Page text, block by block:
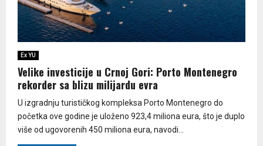
Ex YU
Velike investicije u Crnoj Gori: Porto Montenegro
rekorder sa blizu milijardu evra
U izgradnju turističkog kompleksa Porto Montenegro do
početka ove godine je uloženo 923,4 miliona eura, što je duplo
više od ugovorenih 450 miliona eura, navodi...